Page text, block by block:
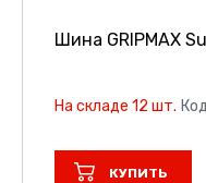
Шина GRIPMAX
На складе 12 шт.
КУПИТЬ